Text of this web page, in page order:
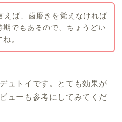
えば、歯磨きを覚えなければ
期でもあるので、ちょうどい
。
ュトイです。とても効果が
ューも参考にしてみてくだ